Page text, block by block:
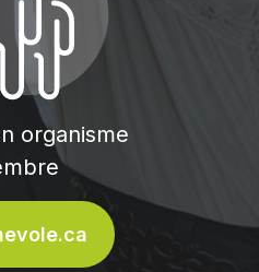
organisme